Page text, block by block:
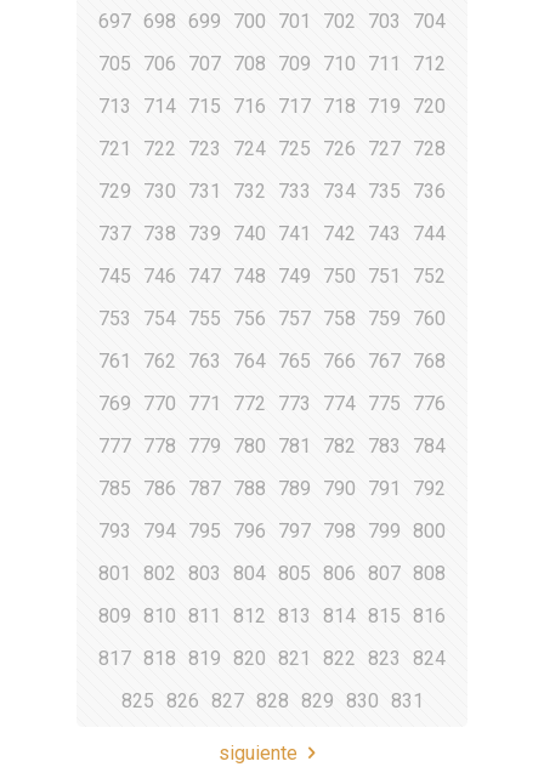
697 698 699 700 701 702 703
704
705
706 707 708 709 710 711
712
713
714 715 716 717 718 719
720
721
722 723 724 725 726 727 728
729
730 731 732 733 734 735
736
737 738 739 740 741 742 743
744
745
746 747 748 749 750 751
752
753
754 755 756 757 758 759
760
761
762 763 764 765 766 767 768
769
770 771 772 773 774 775
776
777 778 779 780 781 782 783
784
785
786 787 788 789 790 791
792
793
794 795 796 797 798 799
800
801
802 803 804 805 806 807 808
809
810 811 812 813 814 815
816
817 818 819 820 821 822 823
824
825
826 827 828 829 830 831
siguiente